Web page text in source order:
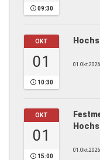
09:30
OKT
01
10:30
OKT
01
15:00